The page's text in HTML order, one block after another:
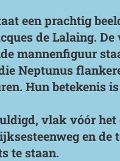
een prachtig
de Lalaing.
mannenfiguur
Neptunus
Hun betekenis
vlak vóór
en de
te staan.